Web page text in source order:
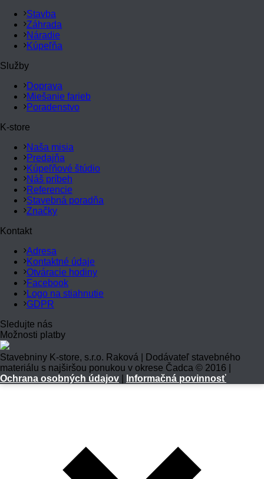
Stavba
Záhrada
Náradie
Kúpeľňa
Služby
Doprava
Miešanie farieb
Poradenstvo
K-store
Naša misia
Predajňa
Kúpeľňové štúdio
Náš príbeh
Referencie
Stavebná poradňa
Značky
Kontakt
Adresa
Kontaktné údaje
Otváracie hodiny
Facebook
Logo na stiahnutie
GDPR
Sledujte nás
Možnosti platby
Stavebniny K-store, s.r.o. Raková | Dodávateľ stavebného
materiálu s najširšou ponukou v okrese Čadca © 2016 |
Ochrana osobných údajov
Informačná povinnosť